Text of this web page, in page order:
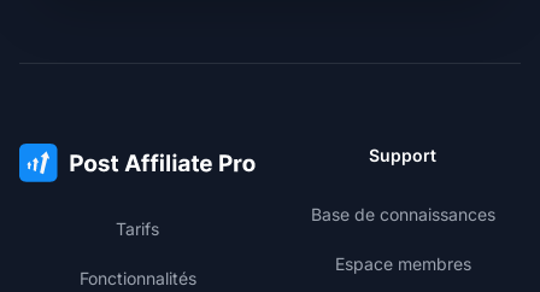
Tarifs
Fonctionnalités
Support
Base de connaissances
Espace membres